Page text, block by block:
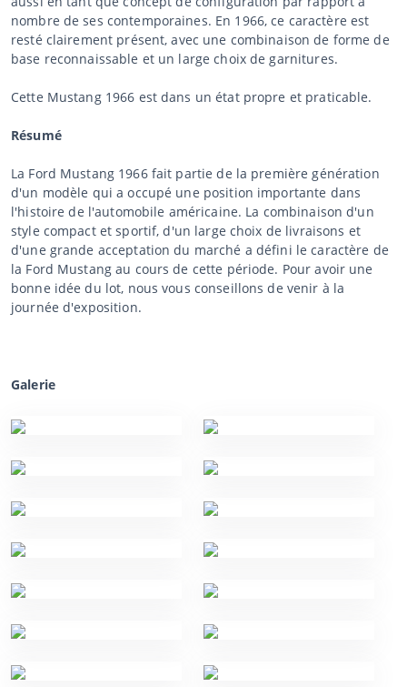
nombre de ses contemporaines. En 1966, ce caractère est
resté clairement présent, avec une combinaison de forme de
base reconnaissable et un large choix de garnitures.
Cette Mustang 1966 est dans un état propre et praticable.
Résumé
La Ford Mustang 1966 fait partie de la première génération
d'un modèle qui a occupé une position importante dans
l'histoire de l'automobile américaine. La combinaison d'un
style compact et sportif, d'un large choix de livraisons et
d'une grande acceptation du marché a défini le caractère de
la Ford Mustang au cours de cette période. Pour avoir une
bonne idée du lot, nous vous conseillons de venir à la
journée d'exposition.
Galerie